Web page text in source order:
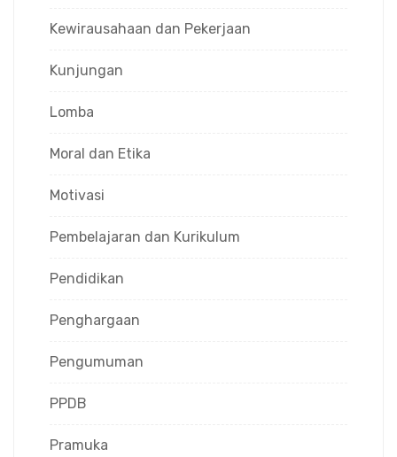
Kewirausahaan dan Pekerjaan
Kunjungan
Lomba
Moral dan Etika
Motivasi
Pembelajaran dan Kurikulum
Pendidikan
Penghargaan
Pengumuman
PPDB
Pramuka